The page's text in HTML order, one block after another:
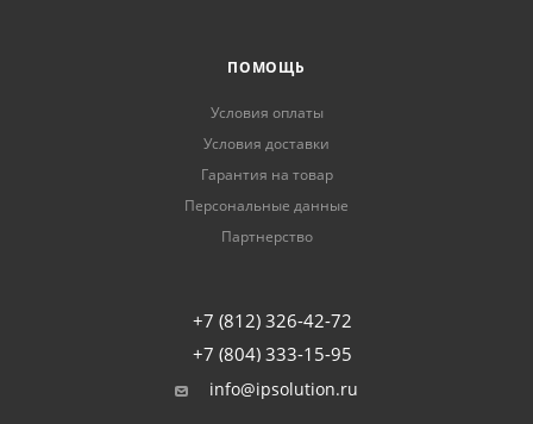
ПОМОЩЬ
Условия оплаты
Условия доставки
Гарантия на товар
Персональные данные
Партнерство
+7 (812) 326-42-72
+7 (804) 333-15-95
info@ipsolution.ru